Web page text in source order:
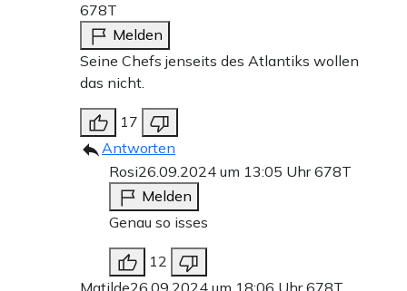
678T
Melden
Seine Chefs jenseits des Atlantiks wollen
das nicht.
17
Antworten
Rosi26.09.2024 um 13:05 Uhr678T
Melden
Genau so isses
12